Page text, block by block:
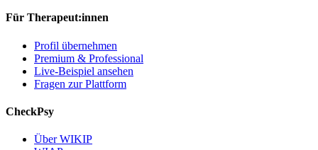
Für Therapeut:innen
Profil übernehmen
Premium & Professional
Live-Beispiel ansehen
Fragen zur Plattform
CheckPsy
Über WIKIP